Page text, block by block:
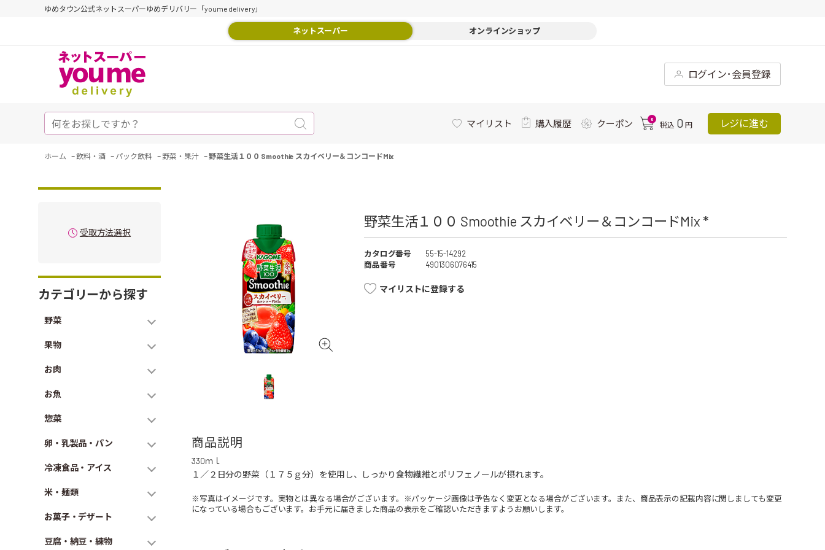
ゆめタウン公式ネットスーパーゆめデリバリー「youme delivery」
ネットスーパー オンラインショップ
ログイン･会員登録
マイリスト 購入履歴 クーポン 0
税込 0 円 レジに進む
ホーム -飲料・酒 - パック飲料 - 野菜・果汁 -野菜生活１００ Smoothie スカイベリー＆コンコードMix
受取方法選択
カテゴリーから探す
野菜
果物
お肉
お魚
惣菜
卵・乳製品・パン
冷凍食品・アイス
米・麺類
お菓子・デザート
豆腐・納豆・練物
野菜生活１００ Smoothie スカイベリー＆コンコードMix *
カタログ番号
55-15-14292
商品番号
4901306076415
マイリストに登録する
商品説明
330ｍｌ
１／２日分の野菜（１７５ｇ分）を使用し、しっかり食物繊維とポリフェノールが摂れます。
※写真はイメージです。実物とは異なる場合がございます。※パッケージ画像は予告なく変更となる場合がございます。また、商品表示の記載内容に関しましても変更
になっている場合もございます。お手元に届きました商品の表示をご確認いただきますようお願いします。